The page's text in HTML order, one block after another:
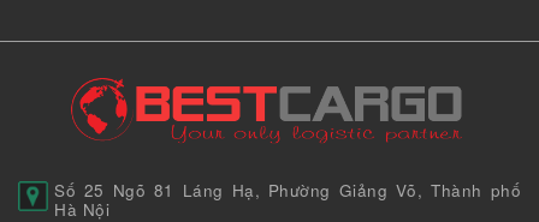
Số 25 Ngõ 81 Láng Hạ, Phường Giảng Võ, Thành phố
Hà Nội